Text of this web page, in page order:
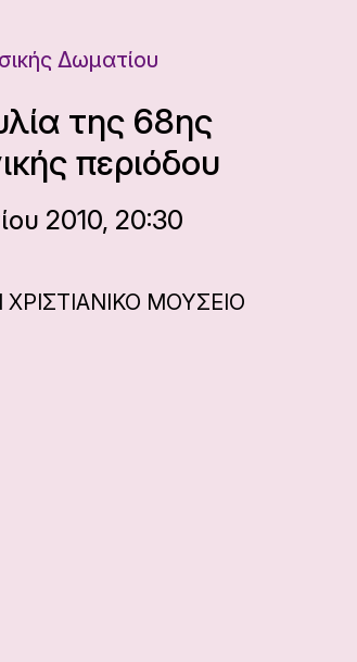
Δωματίου
της 68ης
περιόδου
2010, 20:30
ΜΟΥΣΕΙΟ